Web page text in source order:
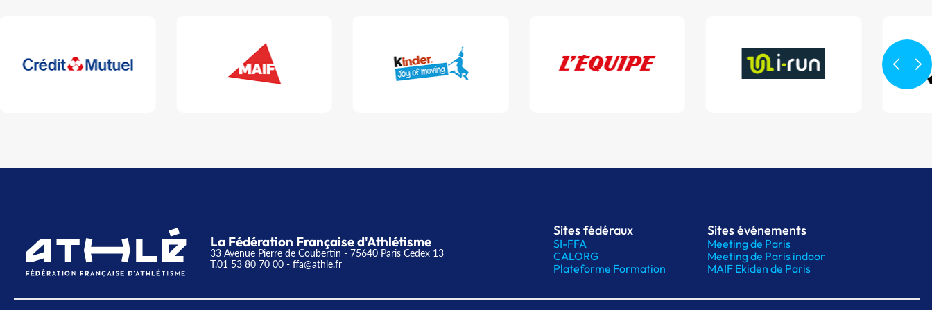
La Fédération Française d'Athlétisme
33 Avenue Pierre de Coubertin - 75640 Paris Cedex 13
T.01 53 80 70 00 - ffa@athle.fr
Sites fédéraux
SI-FFA
CALORG
Plateforme Formation
Sites événements
Meeting de Paris
Meeting de Paris indoor
MAIF Ekiden de Paris